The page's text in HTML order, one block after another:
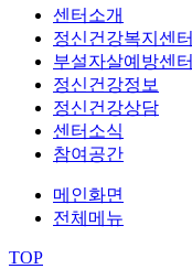
센터소개
정신건강복지센터
부설자살예방센터
정신건강정보
정신건강상담
센터소식
참여공간
메인화면
전체메뉴
TOP